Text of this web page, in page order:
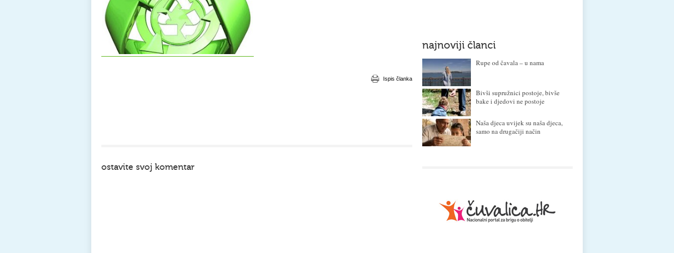
Ispis članka
ostavite svoj komentar
najnoviji članci
Rupe od čavala – u nama
Bivši supružnici postoje, bivše
bake i djedovi ne postoje
Naša djeca uvijek su naša djeca,
samo na drugačiji način